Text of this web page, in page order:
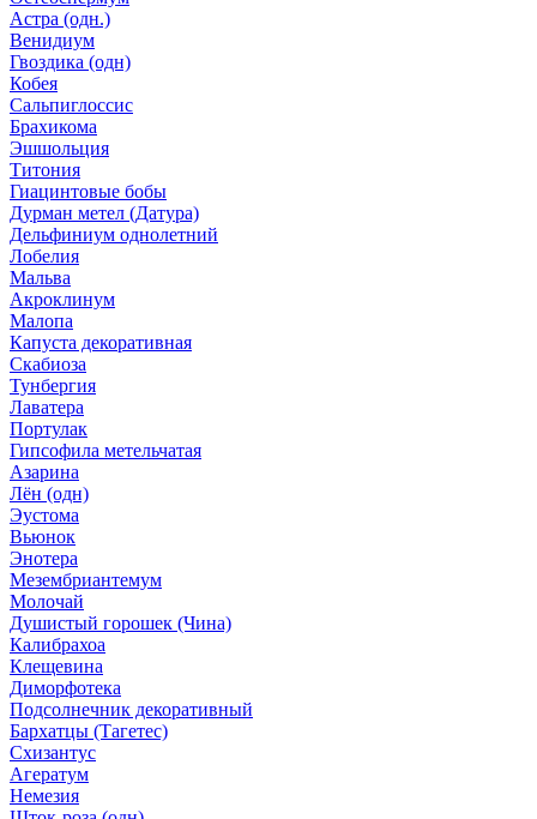
Астра (одн.)
Венидиум
Гвоздика (одн)
Кобея
Сальпиглоссис
Брахикома
Эшшольция
Титония
Гиацинтовые бобы
Дурман метел (Датура)
Дельфиниум однолетний
Лобелия
Мальва
Акроклинум
Малопа
Капуста декоративная
Скабиоза
Тунбергия
Лаватера
Портулак
Гипсофила метельчатая
Азарина
Лён (одн)
Эустома
Вьюнок
Энотера
Мезембриантемум
Молочай
Душистый горошек (Чина)
Калибрахоа
Клещевина
Диморфотека
Подсолнечник декоративный
Бархатцы (Тагетес)
Схизантус
Агератум
Немезия